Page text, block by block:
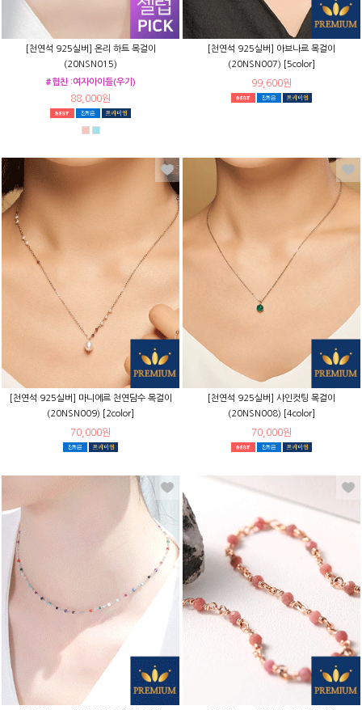
[천연석 925실버] 온리 하트 목걸이
(20NSN015)
#협찬 :여자아이들(우기)
88,000원
[천연석 925실버] 아브나르 목걸이
(20NSN007) [5color]
99,600원
[천연석 925실버] 마니에르 천연담수 목걸이
(20NSN009) [2color]
70,000원
[천연석 925실버] 샤인컷팅 목걸이
(20NSN008) [4color]
70,000원